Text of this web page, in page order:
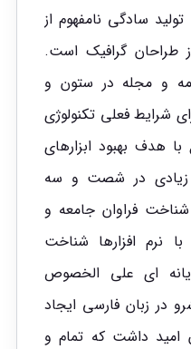
سادگی نامفهوم از
طراحان گرافیک است.
و مجله در ستون و
شرایط فعلی تکنولوژی
با هدف بهبود ابزارهای
زیادی در شصت و سه
فراوان جامعه و
نرم افزارها شناخت
ای علی الخصوص
در زبان فارسی ایجاد
داشت که تمام و